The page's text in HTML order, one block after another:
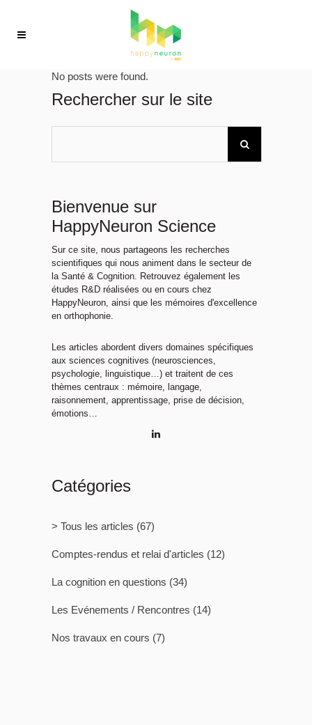
No posts were found.
Rechercher sur le site
Bienvenue sur
HappyNeuron Science
Sur ce site, nous partageons les recherches
scientifiques qui nous animent dans le secteur de
la Santé & Cognition. Retrouvez également les
études R&D réalisées ou en cours chez
HappyNeuron, ainsi que les mémoires d'excellence
en orthophonie.
Les articles abordent divers domaines spécifiques
aux sciences cognitives (neurosciences,
psychologie, linguistique…) et traitent de ces
thèmes centraux : mémoire, langage,
raisonnement, apprentissage, prise de décision,
émotions…
Catégories
> Tous les articles (67)
Comptes-rendus et relai d'articles (12)
La cognition en questions (34)
Les Evénements / Rencontres (14)
Nos travaux en cours (7)